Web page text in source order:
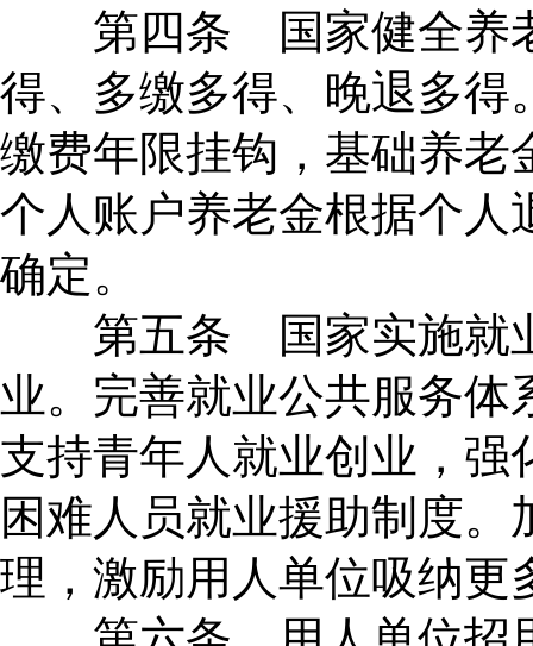
第四条 国家健全养老
得、多缴多得、晚退多得
缴费年限挂钩，基础养老
个人账户养老金根据个人
确定。
第五条 国家实施就业
业。完善就业公共服务
支持青年人就业创业，强
困难人员就业援助制度
理，激励用人单位吸纳更